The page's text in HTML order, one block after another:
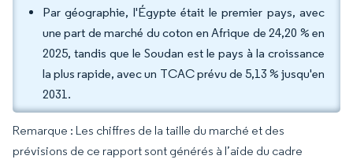
Par géographie, l'Égypte était le premier pays, avec
une part de marché du coton en Afrique de 24,20 % en
2025, tandis que le Soudan est le pays à la croissance
la plus rapide, avec un TCAC prévu de 5,13 % jusqu'en
2031.
Remarque : Les chiffres de la taille du marché et des
prévisions de ce rapport sont générés à l’aide du cadre